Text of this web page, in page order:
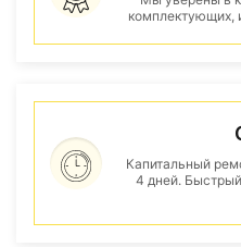
комплектующих,
Капитальный
4 дней. Быстрый